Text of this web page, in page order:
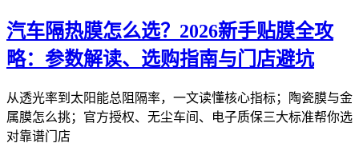
汽车隔热膜怎么选？2026新手贴膜全攻
略：参数解读、选购指南与门店避坑
从透光率到太阳能总阻隔率，一文读懂核心指标；陶瓷膜与金
属膜怎么挑；官方授权、无尘车间、电子质保三大标准帮你选
对靠谱门店